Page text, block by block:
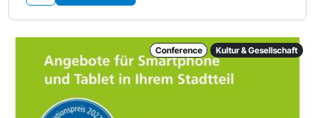
Conference Kultur & Gesellschaft